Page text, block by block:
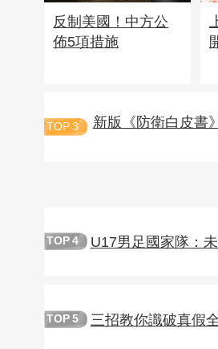
反制美國！中方公
佈5項措施
TOP 3 新版《防衛白皮書
TOP 4 U17男足國家隊：
TOP 5 三招教你識破真假